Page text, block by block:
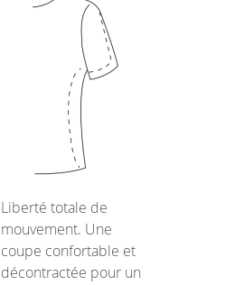
Liberté totale de
mouvement. Une
coupe confortable et
décontractée pour un